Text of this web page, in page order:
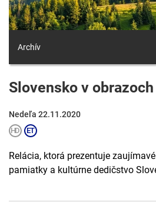
Archív
Slovensko v obrazoch
Nedeľa 22.11.2020
Relácia, ktorá prezentuje
pamiatky a kultúrne dedičstvo